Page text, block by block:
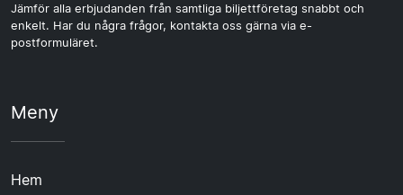
Jämför alla erbjudanden från samtliga biljettföretag snabbt och
enkelt. Har du några frågor, kontakta oss gärna via e-
postformuläret.
Meny
Hem